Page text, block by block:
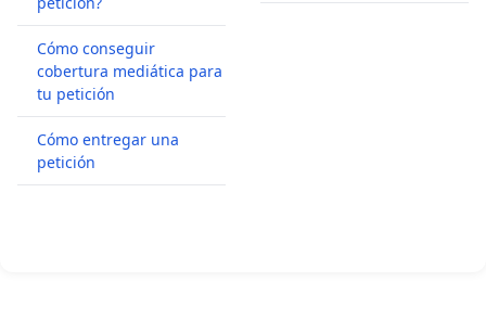
Cómo conseguir
cobertura mediática para
tu petición
Cómo entregar una
petición